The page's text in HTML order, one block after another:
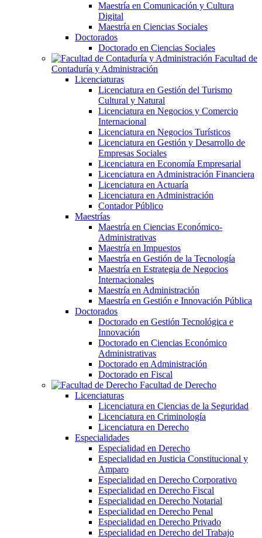
Maestría en Comunicación y Cultura
Digital
Maestría en Ciencias Sociales
Doctorados
Doctorado en Ciencias Sociales
Facultad de
Contaduría y Administración
Licenciaturas
Licenciatura en Gestión del Turismo
Cultural y Natural
Licenciatura en Negocios y Comercio
Internacional
Licenciatura en Negocios Turísticos
Licenciatura en Gestión y Desarrollo de
Empresas Sociales
Licenciatura en Economía Empresarial
Licenciatura en Administración Financiera
Licenciatura en Actuaría
Licenciatura en Administración
Contador Público
Maestrías
Maestría en Ciencias Económico-
Administrativas
Maestría en Impuestos
Maestría en Gestión de la Tecnología
Maestría en Estrategia de Negocios
Internacionales
Maestría en Administración
Maestría en Gestión e Innovación Pública
Doctorados
Doctorado en Gestión Tecnológica e
Innovación
Doctorado en Ciencias Económico
Administrativas
Doctorado en Administración
Doctorado en Fiscal
Facultad de Derecho
Licenciaturas
Licenciatura en Ciencias de la Seguridad
Licenciatura en Criminología
Licenciatura en Derecho
Especialidades
Especialidad en Derecho
Especialidad en Justicia Constitucional y
Amparo
Especialidad en Derecho Corporativo
Especialidad en Derecho Fiscal
Especialidad en Derecho Notarial
Especialidad en Derecho Penal
Especialidad en Derecho Privado
Especialidad en Derecho del Trabajo